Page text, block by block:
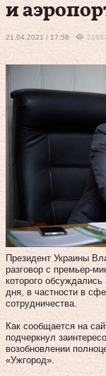
и
21.04.2021 / 17:58
Президент Украины
разговор с премьер-
которого
дня, в частности в
сотрудничества.
Как сообщается на
подчеркнул
возобновлении
«Ужгород».